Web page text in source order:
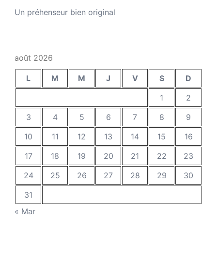
Un préhenseur bien original
août 2026
L M M J V S
D
1
2
3
4 5 6 7 8
9
10
11 12 13 14 15
16
17
18 19 20 21 22
23
24
25 26 27 28 29
30
31
« Mar